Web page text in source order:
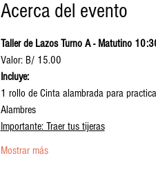
Acerca del evento
Taller de Lazos Turno A - Matutino
Valor: B/ 15.00
Incluye:
1 rollo de Cinta alambrada para
Alambres
Importante: Traer tus tijeras
Mostrar más